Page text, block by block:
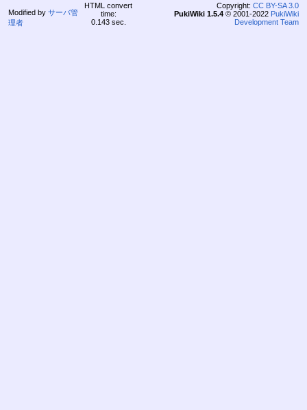
Modified by サーバ管
理者
HTML convert
time:
0.143 sec.
Copyright: CC BY-SA 3.0
PukiWiki 1.5.4© 2001-2022 PukiWiki
Development Team